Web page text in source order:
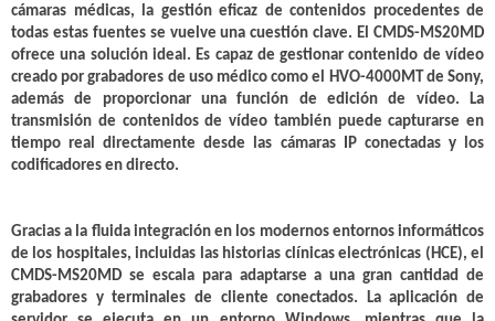
cámaras médicas, la gestión eficaz de contenidos procedentes de
todas estas fuentes se vuelve una cuestión clave. El CMDS-MS20MD
ofrece una solución ideal. Es capaz de gestionar contenido de vídeo
creado por grabadores de uso médico como el HVO-4000MT de Sony,
además de proporcionar una función de edición de vídeo. La
transmisión de contenidos de vídeo también puede capturarse en
tiempo real directamente desde las cámaras IP conectadas y los
codificadores en directo.
Gracias a la fluida integración en los modernos entornos informáticos
de los hospitales, incluidas las historias clínicas electrónicas (HCE), el
CMDS-MS20MD se escala para adaptarse a una gran cantidad de
grabadores y terminales de cliente conectados. La aplicación de